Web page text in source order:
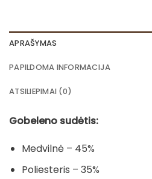
APRAŠYMAS
PAPILDOMA INFORMACIJA
ATSILIEPIMAI (0)
Gobeleno sudėtis:
Medvilnė – 45%
Poliesteris – 35%